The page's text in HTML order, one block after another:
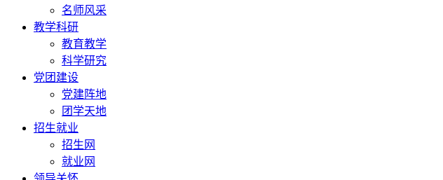
名师风采
教学科研
教育教学
科学研究
党团建设
党建阵地
团学天地
招生就业
招生网
就业网